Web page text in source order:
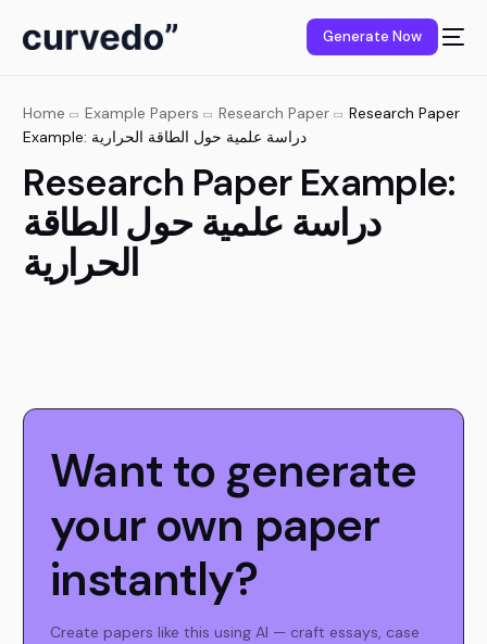
Generate Now
Home Example Papers Research Paper
Research Paper
Example: دراسة علمية حول الطاقة الحرارية
Research Paper Example:
دراسة علمية حول الطاقة
الحرارية
Want to generate
your own paper
instantly?
Create papers like this using AI — craft essays, case